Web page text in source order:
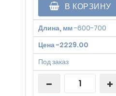
В КОРЗИНУ
Длина, мм-600-700
Цена-2229.00
Под заказ